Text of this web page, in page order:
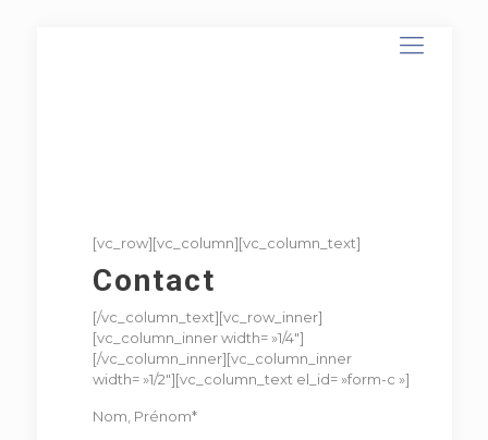
[vc_row][vc_column][vc_column_text]
Contact
[/vc_column_text][vc_row_inner]
[vc_column_inner width= »1/4″]
[/vc_column_inner][vc_column_inner
width= »1/2″][vc_column_text el_id= »form-c »]
Nom, Prénom*